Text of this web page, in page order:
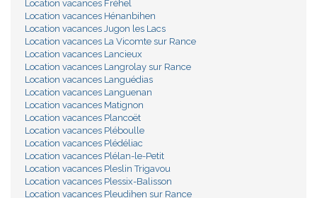
Location vacances Fréhel
Location vacances Hénanbihen
Location vacances Jugon les Lacs
Location vacances La Vicomte sur Rance
Location vacances Lancieux
Location vacances Langrolay sur Rance
Location vacances Languédias
Location vacances Languenan
Location vacances Matignon
Location vacances Plancoët
Location vacances Pléboulle
Location vacances Plédéliac
Location vacances Plélan-le-Petit
Location vacances Pleslin Trigavou
Location vacances Plessix-Balisson
Location vacances Pleudihen sur Rance